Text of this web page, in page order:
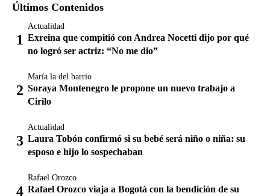
Últimos Contenidos
Actualidad
Exreina que compitió con Andrea Nocetti dijo por qué
no logró ser actriz: “No me dio”
María la del barrio
Soraya Montenegro le propone un nuevo trabajo a
Cirilo
Actualidad
Laura Tobón confirmó si su bebé será niño o niña: su
esposo e hijo lo sospechaban
Rafael Orozco
Rafael Orozco viaja a Bogotá con la bendición de su